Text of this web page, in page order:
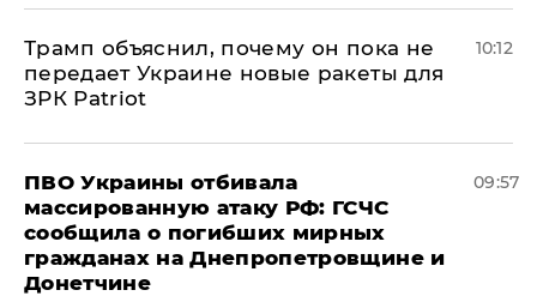
Трамп объяснил, почему он пока не
передает Украине новые ракеты для
ЗРК Patriot
10:12
ПВО Украины отбивала
массированную атаку РФ: ГСЧС
сообщила о погибших мирных
гражданах на Днепропетровщине и
Донетчине
09:57